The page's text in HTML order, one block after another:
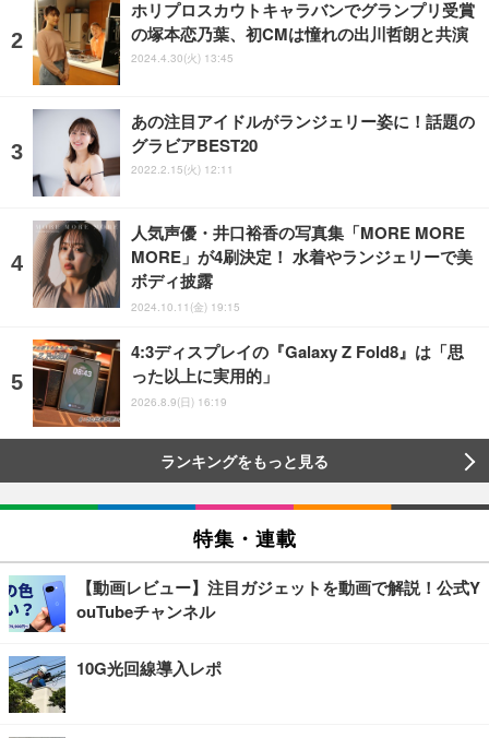
ホリプロスカウトキャラバンでグランプリ受賞
の塚本恋乃葉、初CMは憧れの出川哲朗と共演
2024.4.30(火) 13:45
あの注目アイドルがランジェリー姿に！話題の
グラビアBEST20
2022.2.15(火) 12:11
人気声優・井口裕香の写真集「MORE MORE
MORE」が4刷決定！ 水着やランジェリーで美
ボディ披露
2024.10.11(金) 19:15
4:3ディスプレイの『Galaxy Z Fold8』は「思
った以上に実用的」
2026.8.9(日) 16:19
ランキングをもっと見る
特集・連載
【動画レビュー】注目ガジェットを動画で解説！公式Y
ouTubeチャンネル
10G光回線導入レポ